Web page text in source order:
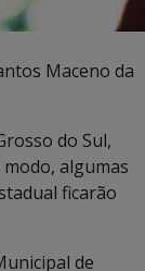
Maceno da
do Sul,
algumas
ficarão
de